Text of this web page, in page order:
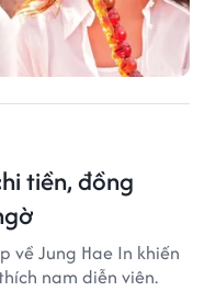
tiền, đồng
về Jung Hae In khiến
nam diễn viên.